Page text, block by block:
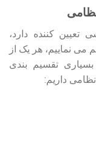
کننده دارد،
نماییم، هر یک از
تقسیم بندی
داریم: